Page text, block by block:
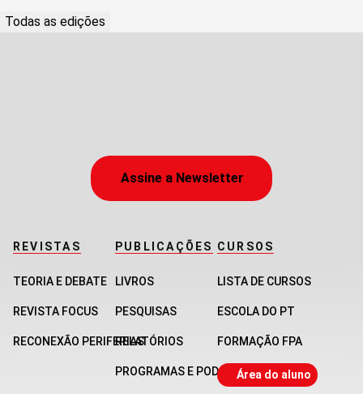
Todas as edições
Assine a Newsletter
REVISTAS
TEORIA E DEBATE
REVISTA FOCUS
RECONEXÃO PERIFERIAS
PUBLICAÇÕES
LIVROS
PESQUISAS
RELATÓRIOS
PROGRAMAS E PODCASTS
CURSOS
LISTA DE CURSOS
ESCOLA DO PT
FORMAÇÃO FPA
Área do aluno